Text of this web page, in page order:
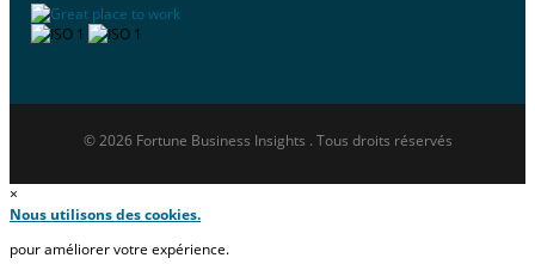
© 2026 Fortune Business Insights . Tous droits réservés
×
Nous utilisons des cookies.
pour améliorer votre expérience.